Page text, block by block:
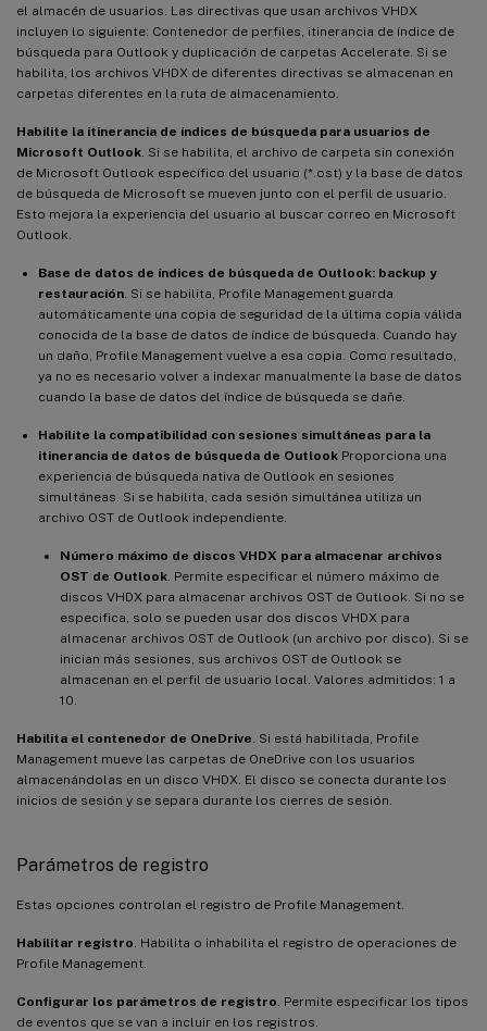
el almacén de usuarios. Las directivas que usan archivos VHDX
incluyen lo siguiente: Contenedor de perfiles, itinerancia de índice de
búsqueda para Outlook y duplicación de carpetas Accelerate. Si se
habilita, los archivos VHDX de diferentes directivas se almacenan en
carpetas diferentes en la ruta de almacenamiento.
Habilite la itinerancia de índices de búsqueda para usuarios de
Microsoft Outlook . Si se habilita, el archivo de carpeta sin conexión
de Microsoft Outlook específico del usuario (*.ost) y la base de datos
de búsqueda de Microsoft se mueven junto con el perfil de usuario.
Esto mejora la experiencia del usuario al buscar correo en Microsoft
Outlook.
Base de datos de índices de búsqueda de Outlook: backup y
restauración . Si se habilita, Profile Management guarda
automáticamente una copia de seguridad de la última copia válida
conocida de la base de datos de índice de búsqueda. Cuando hay
un daño, Profile Management vuelve a esa copia. Como resultado,
ya no es necesario volver a indexar manualmente la base de datos
cuando la base de datos del índice de búsqueda se dañe.
Habilite la compatibilidad con sesiones simultáneas para la
itinerancia de datos de búsqueda de Outlook Proporciona una
experiencia de búsqueda nativa de Outlook en sesiones
simultáneas. Si se habilita, cada sesión simultánea utiliza un
archivo OST de Outlook independiente.
Número máximo de discos VHDX para almacenar archivos
OST de Outlook . Permite especificar el número máximo de
discos VHDX para almacenar archivos OST de Outlook. Si no se
especifica, solo se pueden usar dos discos VHDX para
almacenar archivos OST de Outlook (un archivo por disco). Si se
inician más sesiones, sus archivos OST de Outlook se
almacenan en el perfil de usuario local. Valores admitidos: 1 a
10.
Habilita el contenedor de OneDrive . Si está habilitada, Profile
Management mueve las carpetas de OneDrive con los usuarios
almacenándolas en un disco VHDX. El disco se conecta durante los
inicios de sesión y se separa durante los cierres de sesión.
Parámetros de registro
Estas opciones controlan el registro de Profile Management.
Habilitar registro . Habilita o inhabilita el registro de operaciones de
Profile Management.
Configurar los parámetros de registro . Permite especificar los tipos
de eventos que se van a incluir en los registros.